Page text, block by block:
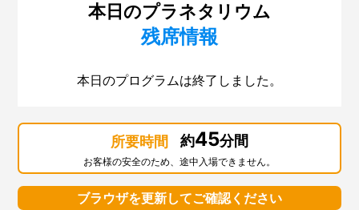
本日のプラネタリウム
残席情報
本日のプログラムは終了しました。
所要時間 約45分間
お客様の安全のため、途中入場できません。
ブラウザを更新してご確認ください